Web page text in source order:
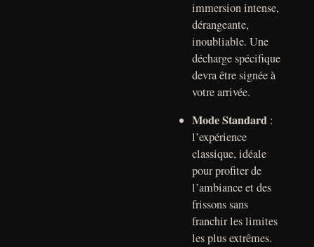
immersion intense,
dérangeante,
inoubliable. Une
décharge spécifique
devra être signée à
votre arrivée.
Mode Standard:
l’expérience
classique, idéale
pour profiter de
l’ambiance et des
frissons sans
franchir les limites
les plus extrêmes.